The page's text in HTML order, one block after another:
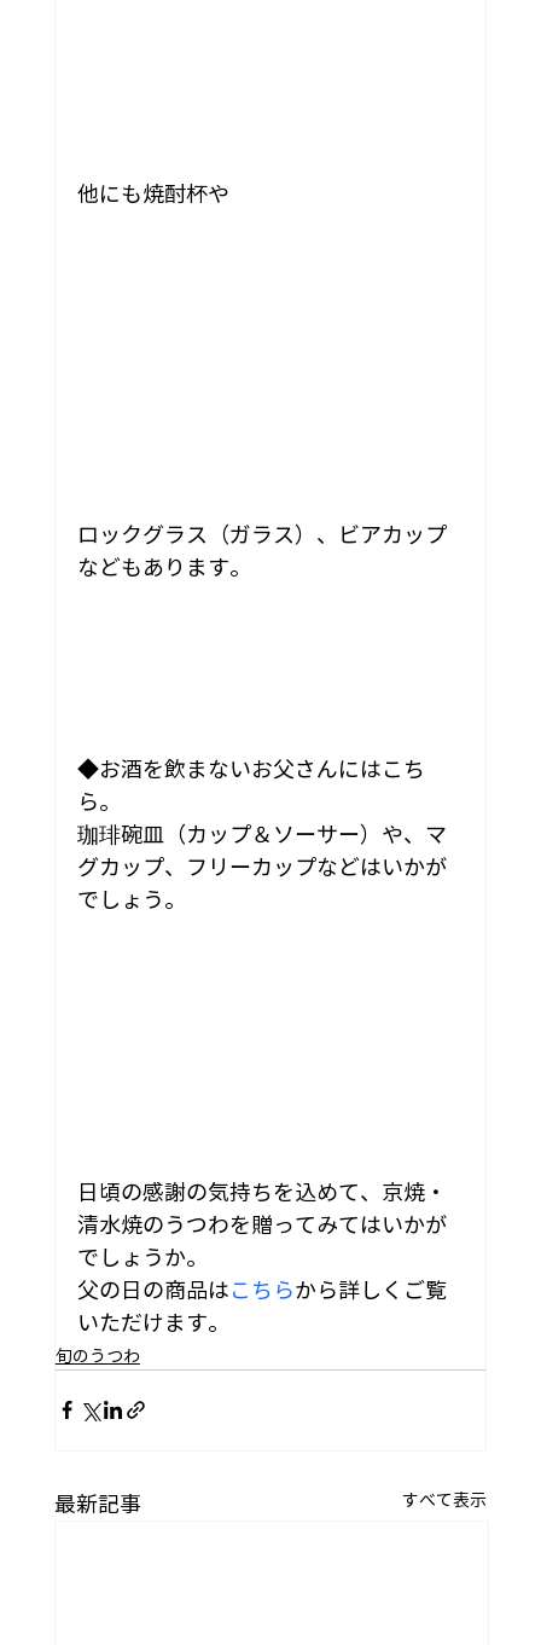
他にも焼酎杯や
ロックグラス（ガラス）、ビアカップ
などもあります。
◆お酒を飲まないお父さんにはこち
ら。
珈琲碗皿（カップ＆ソーサー）や、マ
グカップ、フリーカップなどはいかが
でしょう。
日頃の感謝の気持ちを込めて、京焼・
清水焼のうつわを贈ってみてはいかが
でしょうか。
父の日の商品は こちらから詳しくご覧
いただけます。
旬のうつわ
最新記事 すべて表示